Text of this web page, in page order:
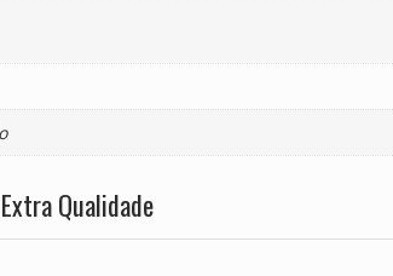
Qualidade